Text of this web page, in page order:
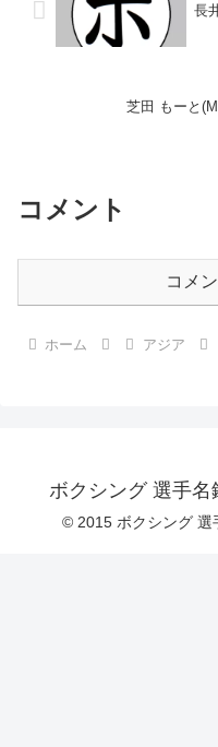
長
芝田 もーと
コメント
コメ
ホーム アジア
ボクシング 選手
© 2015 ボクシング